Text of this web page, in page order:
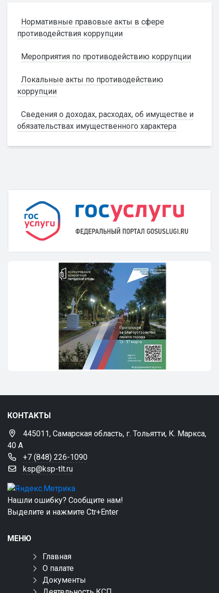
Нормативные правовые акты в сфере
противодействия коррупции
Мероприятия по противодействию коррупции
Локальные акты по противодействию
коррупции
Сведения о доходах, расходах, об имуществе и
обязательствах имущественного характера
КОНТАКТЫ
445011, Самарская область, г. Тольятти, К. Маркса,
40 А
+7 (848) 226-1090
ksp@ksp-tlt.ru
Нашли ошибку? Сообщите нам!
Выделите и нажмите Ctr+Enter
МЕНЮ
Главная
О палате
Документы